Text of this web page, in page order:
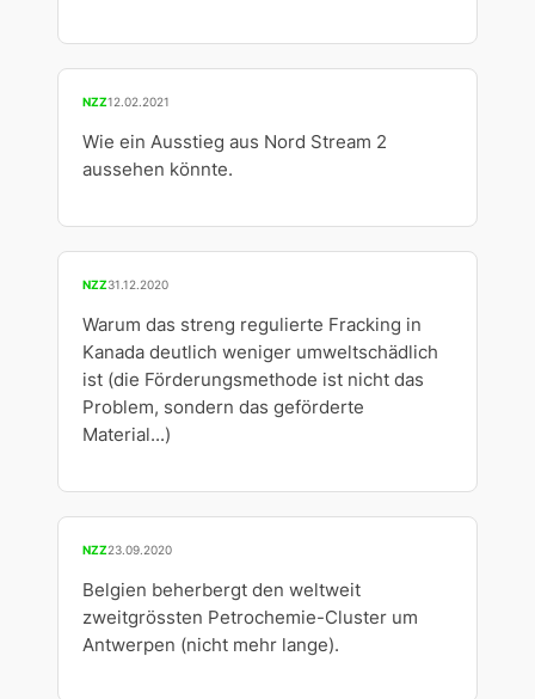
NZZ12.02.2021
Wie ein Ausstieg aus Nord Stream 2
aussehen könnte.
NZZ31.12.2020
Warum das streng regulierte Fracking in
Kanada deutlich weniger umweltschädlich
ist (die Förderungsmethode ist nicht das
Problem, sondern das geförderte
Material...)
NZZ23.09.2020
Belgien beherbergt den weltweit
zweitgrössten Petrochemie-Cluster um
Antwerpen (nicht mehr lange).